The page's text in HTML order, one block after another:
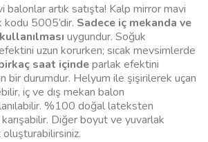
balonlar artık satışta! Kalp mirror mavi
kodu 5005’dir. Sadece iç mekanda ve
uygundur. Soğuk
uzun korurken; sıcak mevsimlerde
saat içindeparlak efektini
bir durumdur. Helyum ile şişirilerek uçan
iç ve dış mekan balon
%100 doğal lateksten
Diğer boyut ve yuvarlak